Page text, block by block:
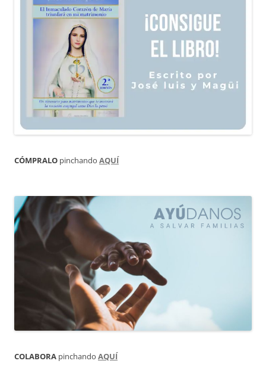
CÓMPRALO pinchando AQUÍ
COLABORA pinchando AQUÍ